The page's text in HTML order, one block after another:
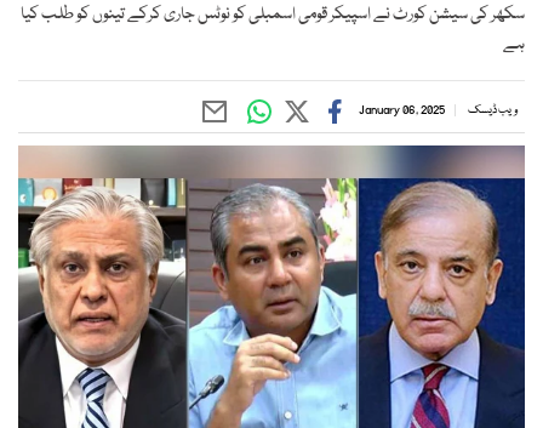
سکھر کی سیشن کورٹ نے اسپیکر قومی اسمبلی کو نوٹس جاری کرکے تینوں کو طلب کیا
ہے
ویب ڈیسک January 06, 2025